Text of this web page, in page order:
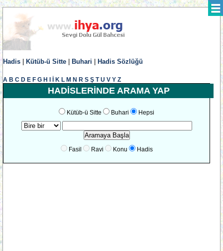
Hadis Kütüb-ü Sitte Buhari Hadis Sözlüğü
A B C D E F G H K L M N R S Ş T U V Y Z
HADİSLERİNDE ARAMA YAP
Kütüb-ü Sitte Buhari Hepsi
Fasil Ravi Konu Hadis